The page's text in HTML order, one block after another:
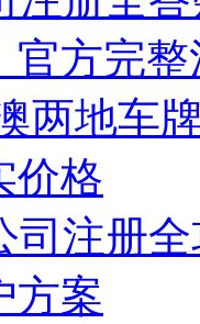
官方完
两地车
价格
司注册
方案